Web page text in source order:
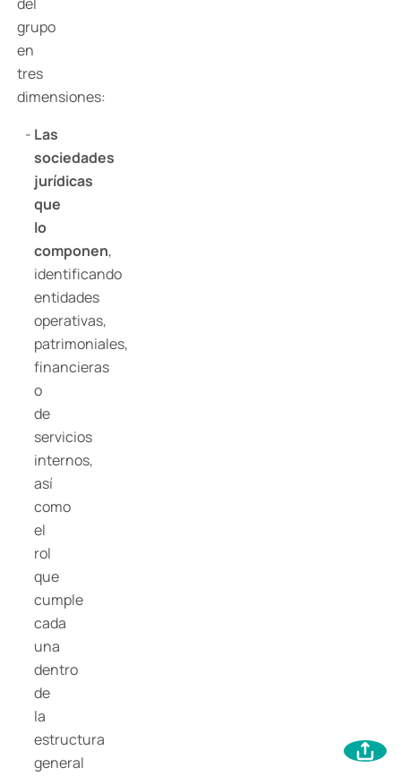
grupo
en
tres
dimensiones:
Las
sociedades
jurídicas
que
lo
componen,
identificando
entidades
operativas,
patrimoniales,
financieras
o
de
servicios
internos,
así
como
el
rol
que
cumple
cada
una
dentro
de
la
estructura
general